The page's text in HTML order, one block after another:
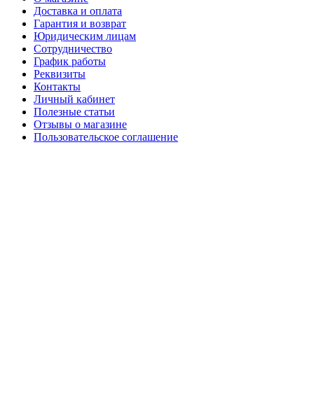
Доставка и оплата
Гарантия и возврат
Юридическим лицам
Сотрудничество
График работы
Реквизиты
Контакты
Личный кабинет
Полезные статьи
Отзывы о магазине
Пользовательское соглашение